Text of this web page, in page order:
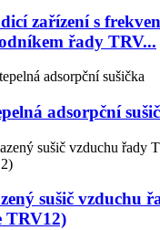
zařízení s
řady TRV...
adsorpční
sušič vzduchu
TRV12)